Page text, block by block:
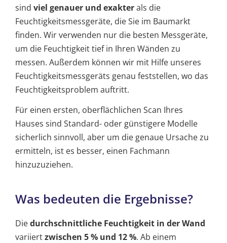
sind viel genauer und exakterals die
Feuchtigkeitsmessgeräte, die Sie im Baumarkt
finden. Wir verwenden nur die besten Messgeräte,
um die Feuchtigkeit tief in Ihren Wänden zu
messen. Außerdem können wir mit Hilfe unseres
Feuchtigkeitsmessgeräts genau feststellen, wo das
Feuchtigkeitsproblem auftritt.
Für einen ersten, oberflächlichen Scan Ihres
Hauses sind Standard- oder günstigere Modelle
sicherlich sinnvoll, aber um die genaue Ursache zu
ermitteln, ist es besser, einen Fachmann
hinzuzuziehen.
Was bedeuten die Ergebnisse?
Diedurchschnittliche Feuchtigkeit in der Wand
variiertzwischen 5 % und 12 %. Ab einem